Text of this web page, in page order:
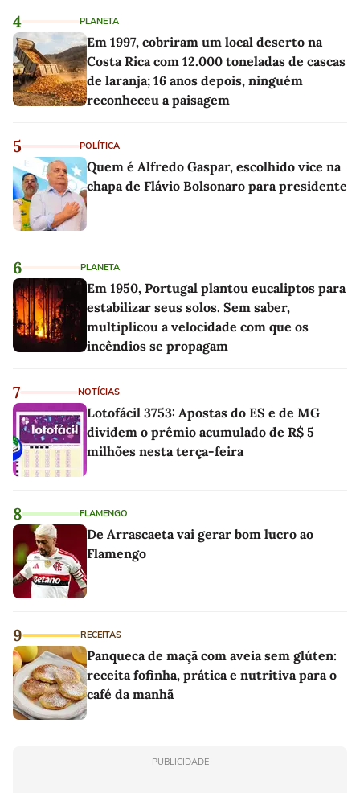
4 PLANETA
Em 1997, cobriram um local deserto na
Costa Rica com 12.000 toneladas de cascas
de laranja; 16 anos depois, ninguém
reconheceu a paisagem
5 POLÍTICA
Quem é Alfredo Gaspar, escolhido vice na
chapa de Flávio Bolsonaro para presidente
6 PLANETA
Em 1950, Portugal plantou eucaliptos para
estabilizar seus solos. Sem saber,
multiplicou a velocidade com que os
incêndios se propagam
7 NOTÍCIAS
Lotofácil 3753: Apostas do ES e de MG
dividem o prêmio acumulado de R$ 5
milhões nesta terça-feira
8 FLAMENGO
De Arrascaeta vai gerar bom lucro ao
Flamengo
9 RECEITAS
Panqueca de maçã com aveia sem glúten:
receita fofinha, prática e nutritiva para o
café da manhã
PUBLICIDADE